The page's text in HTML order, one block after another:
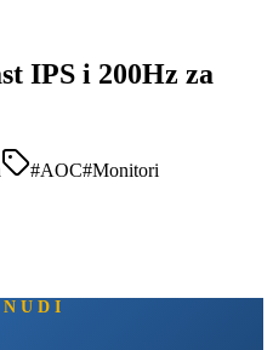
IPS i 200Hz za
#AOC#Monitori